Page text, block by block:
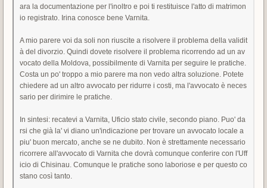
ara la documentazione per l'inoltro e poi ti restituisce l'atto di matrimon
io registrato. Irina conosce bene Varnita.
A mio parere voi da soli non riuscite a risolvere il problema della validit
à del divorzio. Quindi dovete risolvere il problema ricorrendo ad un av
vocato della Moldova, possibilmente di Varnita per seguire le pratiche.
Costa un po' troppo a mio parere ma non vedo altra soluzione. Potete
chiedere ad un altro avvocato per ridurre i costi, ma l'avvocato è neces
sario per dirimire le pratiche.
In sintesi: recatevi a Varnita, Uficio stato civile, secondo piano. Puo' da
rsi che già la' vi diano un'indicazione per trovare un avvocato locale a
piu' buon mercato, anche se ne dubito. Non è strettamente necessario
ricorrere all'avvocato di Varnita che dovrà comunque conferire con l'Uff
icio di Chisinau. Comunque le pratiche sono laboriose e per questo co
stano così tanto.